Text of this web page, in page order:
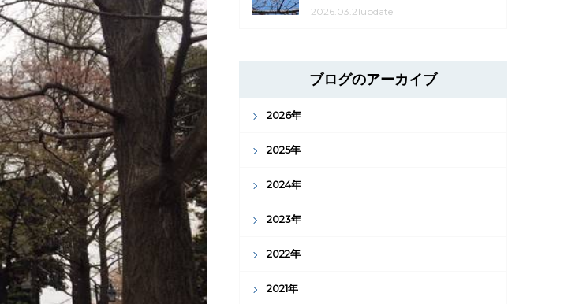
2026.03.21update
ブログのアーカイブ
2026年
2025年
2024年
2023年
2022年
2021年